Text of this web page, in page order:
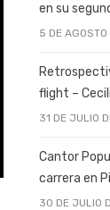
en su
5 DE
flight –
31 DE JULIO
Cantor
carrera en
30 DE JULIO